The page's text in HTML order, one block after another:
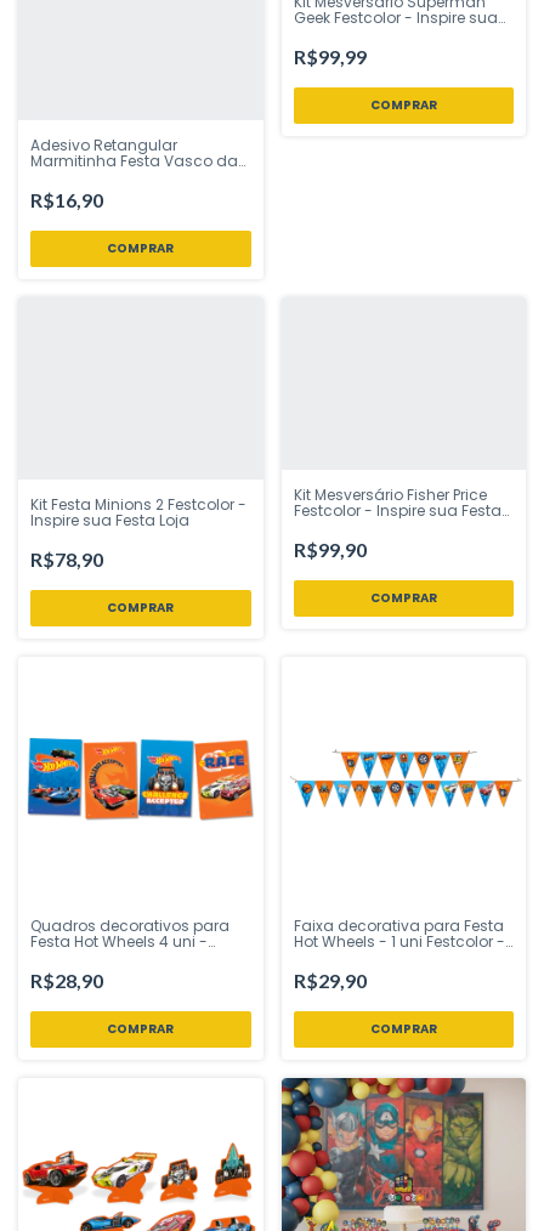
Adesivo Retangular
Marmitinha Festa Vasco da
Festcolor - Inspire sua Festa
Loja
R$16,90
Geek Festcolor - Inspire sua
R$99,99
Kit Festa Minions 2 Festcolor -
Inspire sua Festa Loja
R$78,90
Kit Mesversário Fisher Price
Festcolor - Inspire sua Festa
R$99,90
Quadros decorativos para
Festa Hot Wheels 4 uni -
Loja
R$28,90
Faixa decorativa para Festa
Hot Wheels - 1 uni Festcolor -
R$29,90